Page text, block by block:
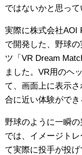
ではないかと思って
実際に株式会社AOI
で開発した、野球
ツ「VR Dream
ました。VR用のヘ
て、画面上に表示
合に近い体験ができ
野球のように一瞬
では、イメージト
て実際に投手が投